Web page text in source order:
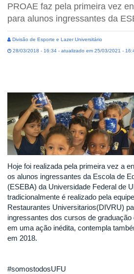
PROAE faz pela primeira vez
para alunos ingressantes da
Divisão de Esporte e Lazer Universitário
28/03/2018 - 16:34 - atualizado em 25/03/2021 -
Hoje foi realizada pela primeira vez a
os alunos ingressantes da Escola de
(ESEBA) da Universidade Federal de
tradicionalmente é realizado pela
Restaurantes Universitarios(DIVRU)
ingressantes dos cursos de
em uma ação inédita, contempla
em 2018.
#somostodosUFU